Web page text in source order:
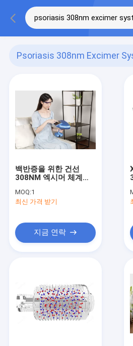
Psoriasis 308nm Excimer
백반증을 위한 건선
308NM 엑시머 체계
운 치료
MOQ:1
최신 가격 받기
지금 연락